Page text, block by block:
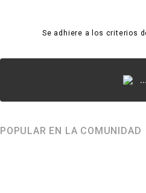
Se adhiere a los criterios
...
POPULAR EN LA COMUNIDAD